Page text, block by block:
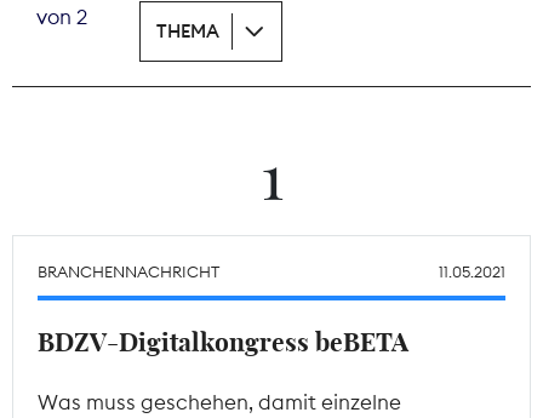
Wächterpreis
Mitgliederbereich
von 2
THEMA
1
BRANCHENNACHRICHT 11.05.2021
BDZV-Digitalkongress beBETA
Was muss geschehen, damit einzelne